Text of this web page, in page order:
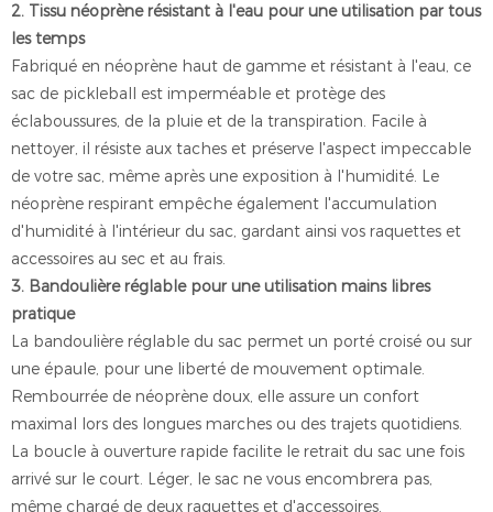
2. Tissu néoprène résistant à l'eau pour une utilisation par tous
les temps
Fabriqué en néoprène haut de gamme et résistant à l'eau, ce
sac de pickleball est imperméable et protège des
éclaboussures, de la pluie et de la transpiration. Facile à
nettoyer, il résiste aux taches et préserve l'aspect impeccable
de votre sac, même après une exposition à l'humidité. Le
néoprène respirant empêche également l'accumulation
d'humidité à l'intérieur du sac, gardant ainsi vos raquettes et
accessoires au sec et au frais.
3. Bandoulière réglable pour une utilisation mains libres
pratique
La bandoulière réglable du sac permet un porté croisé ou sur
une épaule, pour une liberté de mouvement optimale.
Rembourrée de néoprène doux, elle assure un confort
maximal lors des longues marches ou des trajets quotidiens.
La boucle à ouverture rapide facilite le retrait du sac une fois
arrivé sur le court. Léger, le sac ne vous encombrera pas,
même chargé de deux raquettes et d'accessoires.